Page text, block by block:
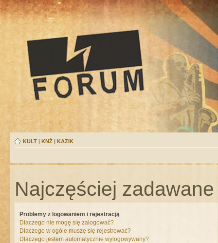
KULT | KNŻ | KAZIK
Najczęściej
Problemy z logowaniem i rejestracją
Dlaczego nie mogę się zalogować?
Dlaczego w ogóle muszę się rejestrować?
Dlaczego jestem automatycznie wylogowywany?